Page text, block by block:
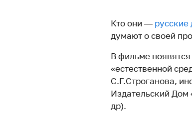
Кто они — русские
думают о своей
В фильме
«естественной
С.Г.Строганова,
Издательский Дом
др).